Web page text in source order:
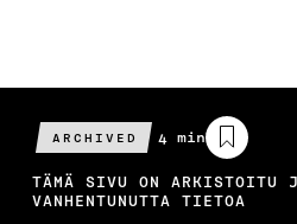
ARCHIVED
Arvioitu
lukuaika
4 min
TÄMÄ SIVU ON ARKISTOITU
VANHENTUNUTTA TIETOA